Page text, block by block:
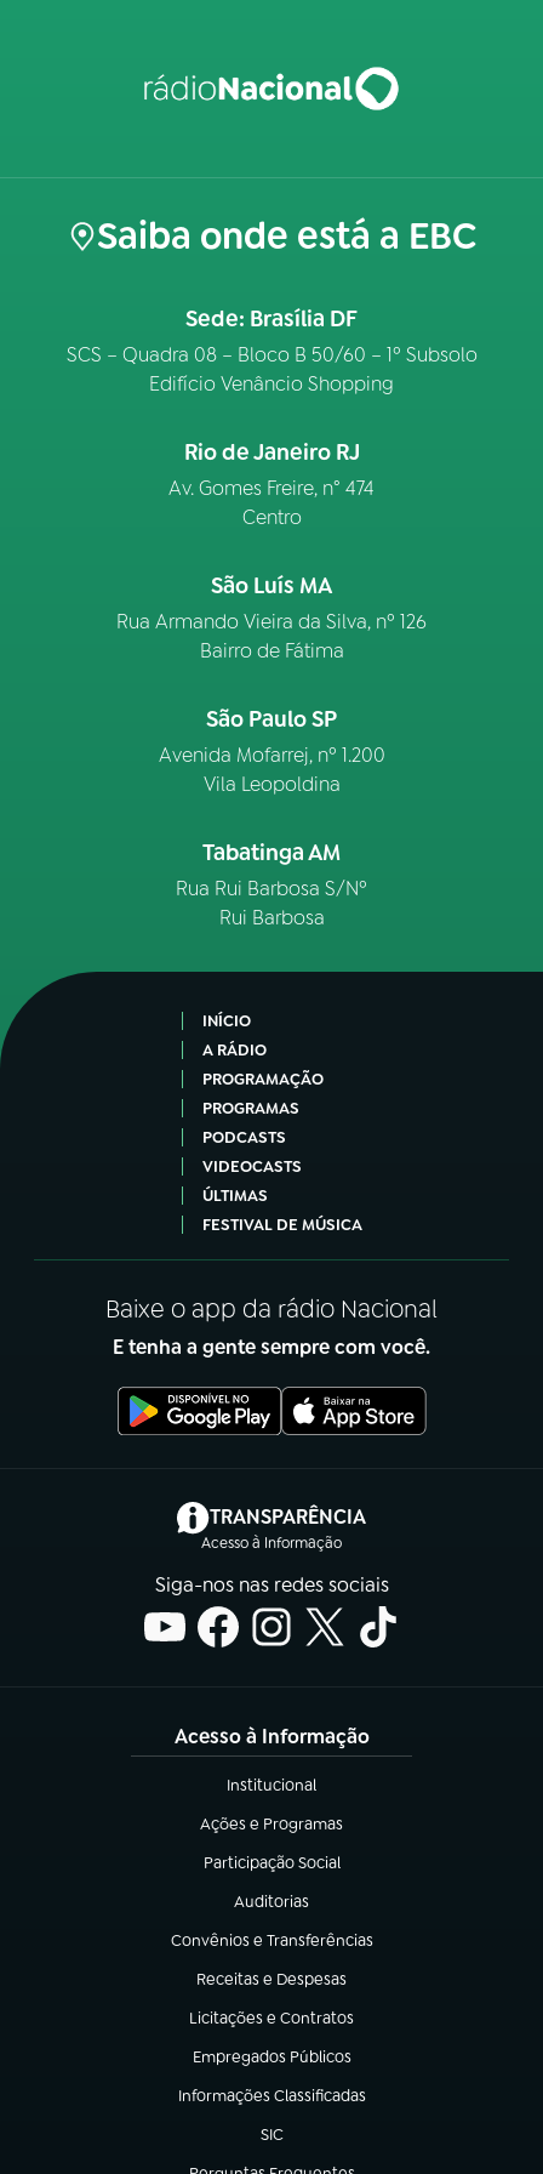
Saiba onde está a EBC
Sede: Brasília DF
SCS – Quadra 08 – Bloco B 50/60 – 1º Subsolo
Edifício Venâncio Shopping
Rio de Janeiro RJ
Av. Gomes Freire, n° 474
Centro
São Luís MA
Rua Armando Vieira da Silva, nº 126
Bairro de Fátima
São Paulo SP
Avenida Mofarrej, nº 1.200
Vila Leopoldina
Tabatinga AM
Rua Rui Barbosa S/Nº
Rui Barbosa
INÍCIO
A RÁDIO
PROGRAMAÇÃO
PROGRAMAS
PODCASTS
VIDEOCASTS
ÚLTIMAS
FESTIVAL DE MÚSICA
Baixe o app da rádio Nacional
E tenha a gente sempre com você.
TRANSPARÊNCIA
Acesso à Informação
(abre em nova aba)
Siga-nos nas redes sociais
Acesso à Informação
Institucional
(abre em nova aba)
Ações e Programas
(abre em nova aba)
Participação Social
(abre em nova aba)
Auditorias
(abre em nova aba)
Convênios e Transferências
(abre em nova aba)
Receitas e Despesas
(abre em nova aba)
Licitações e Contratos
(abre em nova aba)
Empregados Públicos
(abre em nova aba)
Informações Classificadas
(abre em nova aba)
SIC
(abre em nova aba)